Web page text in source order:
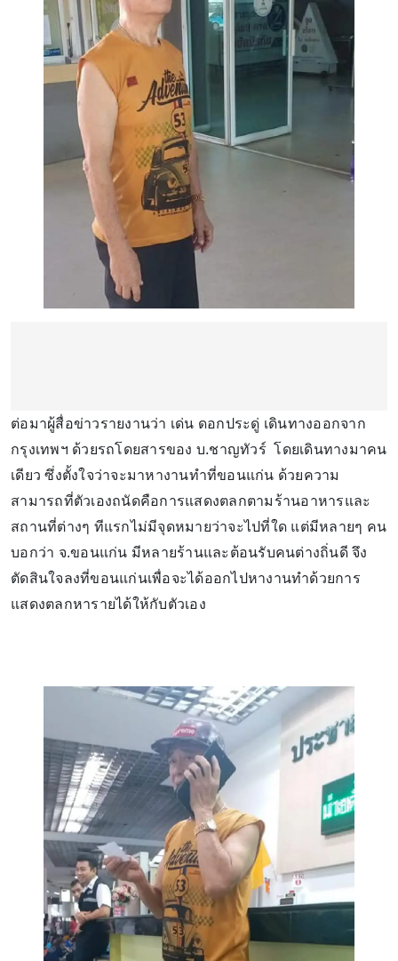
ต่อมาผู้สื่อข่าวรายงานว่า เด่น ดอกประดู่ เดินทางออกจาก
กรุงเทพฯ ด้วยรถโดยสารของ บ.ชาญทัวร์ โดยเดินทางมาคน
เดียว ซึ่งตั้งใจว่าจะมาหางานทำที่ขอนแก่น ด้วยความ
สามารถที่ตัวเองถนัดคือการแสดงตลกตามร้านอาหารและ
สถานที่ต่างๆ ทีแรกไม่มีจุดหมายว่าจะไปที่ใด แต่มีหลายๆ คน
บอกว่า จ.ขอนแก่น มีหลายร้านและต้อนรับคนต่างถิ่นดี จึง
ตัดสินใจลงที่ขอนแก่นเพื่อจะได้ออกไปหางานทำด้วยการ
แสดงตลกหารายได้ให้กับตัวเอง